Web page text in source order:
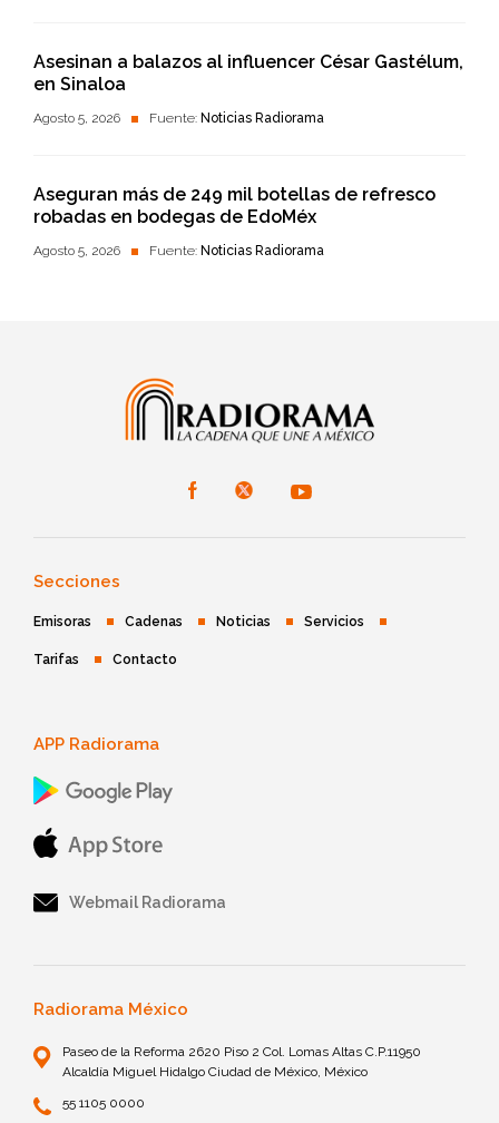
Asesinan a balazos al influencer César Gastélum,
en Sinaloa
Agosto 5, 2026 Fuente: Noticias Radiorama
Aseguran más de 249 mil botellas de refresco
robadas en bodegas de EdoMéx
Agosto 5, 2026 Fuente: Noticias Radiorama
Secciones
Emisoras Cadenas Noticias Servicios
Tarifas Contacto
APP Radiorama
Webmail Radiorama
Radiorama México
Paseo de la Reforma 2620 Piso 2 Col. Lomas Altas C.P.11950
Alcaldía Miguel Hidalgo Ciudad de México, México
55 1105 0000